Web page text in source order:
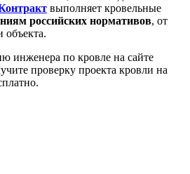
выполняет кровельные
российских нормативов, от
объекта.
инженера по кровле на сайте
проверку проекта кровли на